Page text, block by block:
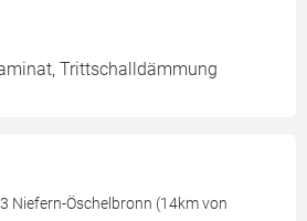
Trittschalldämmung
Niefern-Öschelbronn (14km von